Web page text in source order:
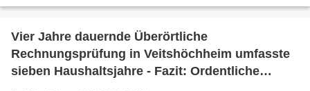
Ausschussvorsitzenden...
Vier Jahre dauernde Überörtliche
Rechnungsprüfung in Veitshöchheim umfasste
sieben Haushaltsjahre - Fazit: Ordentliche